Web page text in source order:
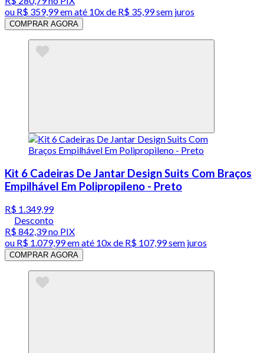
ou R$ 359,99em até 10x de R$ 35,99 sem juros
COMPRAR AGORA
Kit 6 Cadeiras De Jantar Design Suits Com Braços
Empilhável Em Polipropileno - Preto
R$ 1.349,99
Desconto
R$ 842,39no PIX
ou R$ 1.079,99em até 10x de R$ 107,99 sem juros
COMPRAR AGORA